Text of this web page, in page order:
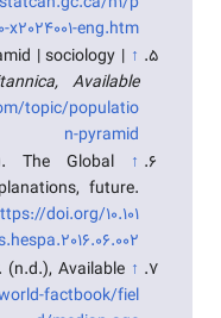
x2024001-eng.htm
↑
| sociology |
Available
topic/populatio
n-pyramid
↑
The Global
future.
doi.org/10.101
↑
(n.d.), Available
factbook/fiel